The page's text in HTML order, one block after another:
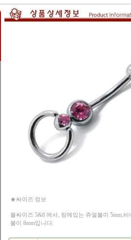
★싸이즈 정보
볼싸이즈 5&8 에서, 링에있는 쥬얼볼이 5mm,
볼이 8mm입니다.